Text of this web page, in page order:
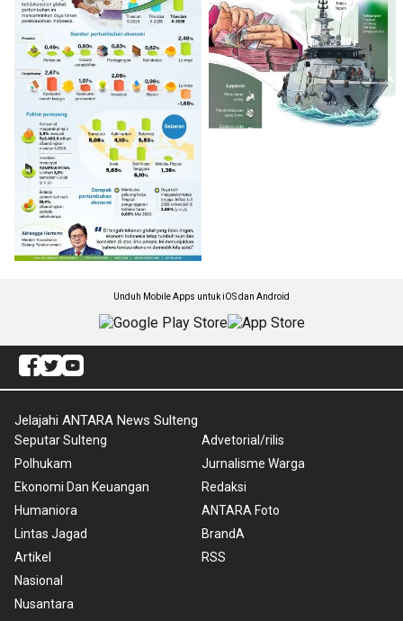
Unduh Mobile Apps untuk iOS dan Android
Jelajahi ANTARA News Sulteng
Seputar Sulteng
Polhukam
Ekonomi Dan Keuangan
Humaniora
Lintas Jagad
Artikel
Nasional
Nusantara
Advetorial/rilis
Jurnalisme Warga
Redaksi
ANTARA Foto
BrandA
RSS